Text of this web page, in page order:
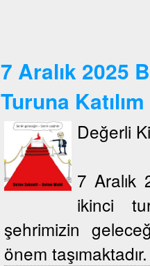
7 Aralık 2025
Turuna Katılım
Değerli
7 Aralık
ikinci
şehrimizin
önem taşımaktadır.